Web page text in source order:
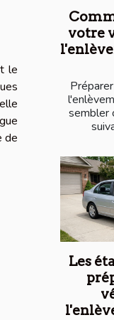
le
de
votre
sembler
Les